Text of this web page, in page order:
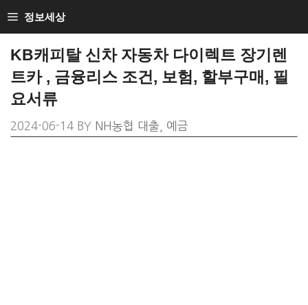
CONTENT
정보세상
KB캐피탈 신차 자동차 다이렉트 장기렌
트카 , 금융리스 조건, 보험, 할부구매, 필
요서류
2024-06-14 BY NH농협 대출, 예금